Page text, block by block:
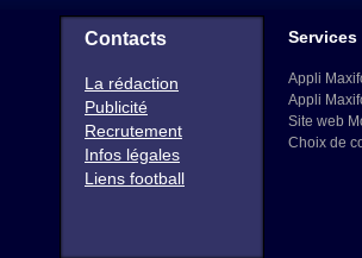
Contacts
La rédaction
Publicité
Recrutement
Infos légales
Liens football
Appli
Appli
Site web
Choix de